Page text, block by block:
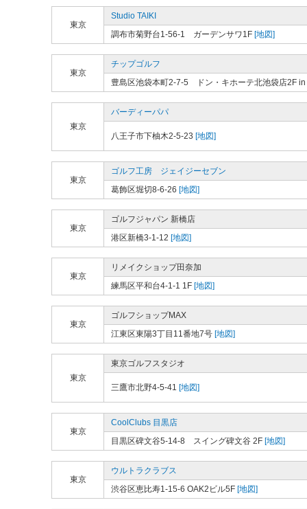
東京
Studio TAIKI
調布市菊野台1-56-1 ガーデンサワ1F [地図]
東京
チップゴルフ
豊島区池袋本町2-7-5 ドン・キホーテ北池袋店2F in
東京
バーディーパパ
八王子市下柚木2-5-23 [地図]
東京
ゴルフ工房 ジェイジーセブン
葛飾区堀切8-6-26 [地図]
東京
ゴルフジャパン 新橋店
港区新橋3-1-12 [地図]
東京
リメイクショップ田奈加
練馬区平和台4-1-1 1F [地図]
東京
ゴルフショップMAX
江東区東陽3丁目11番地7号 [地図]
東京
東京ゴルフスタジオ
三鷹市北野4-5-41 [地図]
東京
CoolClubs 目黒店
目黒区碑文谷5-14-8 スイング碑文谷 2F [地図]
東京
ウルトラクラブス
渋谷区恵比寿1-15-6 OAK2ビル5F [地図]